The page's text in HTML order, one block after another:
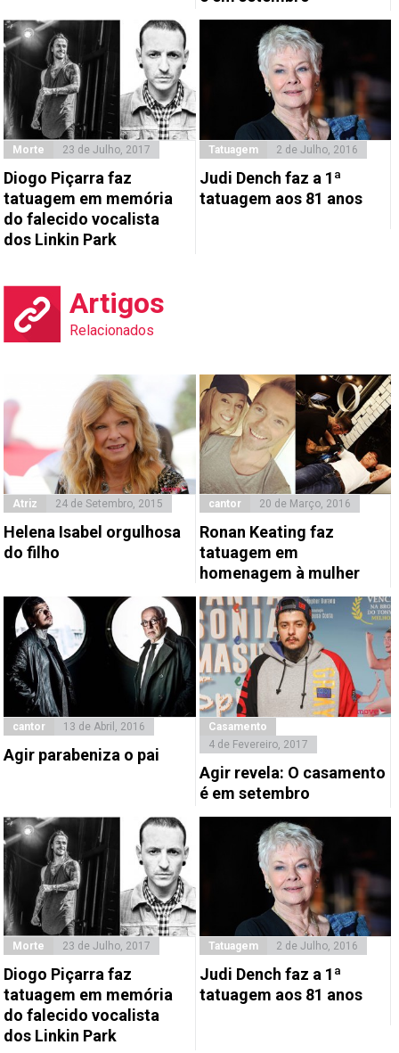
Morte 23 de Julho, 2017
Diogo Piçarra faz
tatuagem em memória
do falecido vocalista
dos Linkin Park
Tatuagem 2 de Julho, 2016
Judi Dench faz a 1ª
tatuagem aos 81 anos
Artigos
Relacionados
Atriz 24 de Setembro, 2015
Helena Isabel orgulhosa
do filho
cantor 20 de Março, 2016
Ronan Keating faz
tatuagem em
homenagem à mulher
cantor 13 de Abril, 2016
Agir parabeniza o pai
Casamento
4 de Fevereiro, 2017
Agir revela: O casamento
é em setembro
Morte 23 de Julho, 2017
Diogo Piçarra faz
tatuagem em memória
do falecido vocalista
dos Linkin Park
Tatuagem 2 de Julho, 2016
Judi Dench faz a 1ª
tatuagem aos 81 anos